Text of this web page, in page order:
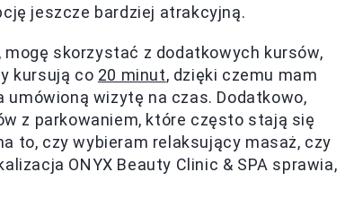
jeszcze bardziej atrakcyjną.
mogę skorzystać z dodatkowych kursów,
kursują co 20 minut, dzięki czemu mam
umówioną wizytę na czas. Dodatkowo,
z parkowaniem, które często stają się
to, czy wybieram relaksujący masaż, czy
ONYX Beauty Clinic & SPA sprawia,